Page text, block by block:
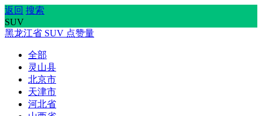
返回 搜索
SUV
黑龙江省 SUV 点赞量
全部
灵山县
北京市
天津市
河北省